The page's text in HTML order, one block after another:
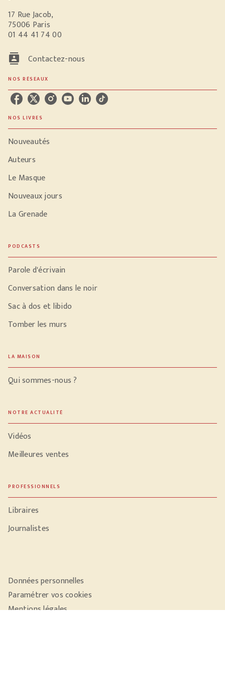
17 Rue Jacob,
75006 Paris
01 44 41 74 00
contacts Contactez-nous
NOS RÉSEAUX
NOS LIVRES
Nouveautés
Auteurs
Le Masque
Nouveaux jours
La Grenade
PODCASTS
Parole d'écrivain
Conversation dans le noir
Sac à dos et libido
Tomber les murs
LA MAISON
Qui sommes-nous ?
NOTRE ACTUALITÉ
Vidéos
Meilleures ventes
PROFESSIONNELS
Libraires
Journalistes
Données personnelles
Paramétrer vos cookies
Mentions légales